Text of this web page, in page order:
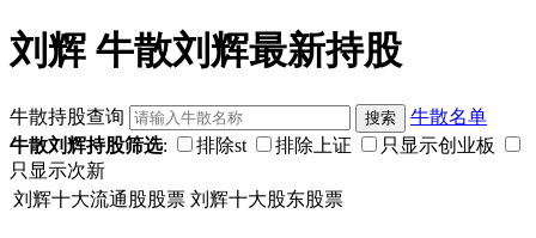
刘辉 牛散刘辉最新持股
牛散持股查询
牛散名单
牛散刘辉持股筛选: 排除st 排除上证
只显示创业板
只显示次新
刘辉十大流通股股票 刘辉十大股东股票